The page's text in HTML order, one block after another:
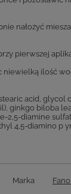
nałożyć
pierwszej
ilość
acid,
ginkgo biloba
2,5-diamine
4,5-diamino
Marka